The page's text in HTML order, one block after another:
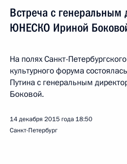
Встреча с генеральным
ЮНЕСКО Ириной
На полях Санкт-
культурного форума
Путина с генеральным
Боковой.
14 декабря 2015 года 18:50
Санкт-Петербург